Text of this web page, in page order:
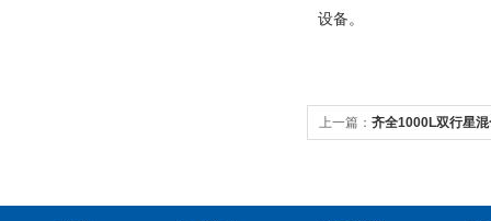
设备。
上一篇： 齐全1000L双行星